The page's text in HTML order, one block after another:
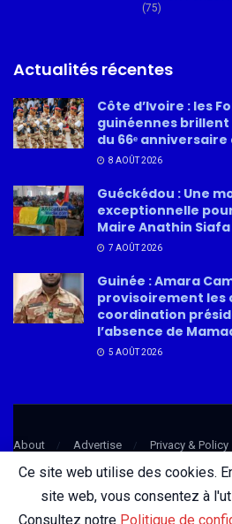
(75)
Actualités récentes
Côte d’Ivoire : les
guinéennes
du 66ᵉ
8 AOÛT 2026
Guéckédou : Une
exceptionnelle
Maire Anathin Siafa
7 AOÛT 2026
Guinée : Amara
provisoirement les
coordination
l’absence de
5 AOÛT 2026
About Advertise Privacy & Policy
Ce site web utilise des cookies.
site web, vous consentez à
Consultez notre Politique de